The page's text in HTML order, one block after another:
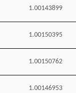
1.00143899
1.00150395
1.00150762
1.00146953